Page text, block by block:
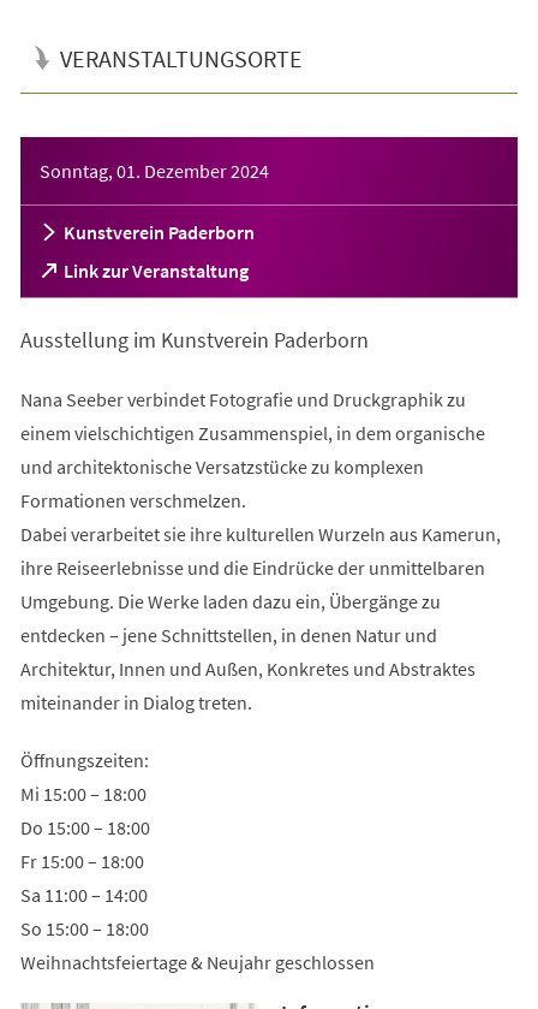
VERANSTALTUNGSORTE
Sonntag, 01. Dezember 2024
Kunstverein Paderborn
Link zur Veranstaltung
(Öffnet
in
neuen
Ausstellung im Kunstverein Paderborn
Nana Seeber verbindet Fotografie und Druckgraphik zu
einem vielschichtigen Zusammenspiel, in dem organische
und architektonische Versatzstücke zu komplexen
Formationen verschmelzen.
Dabei verarbeitet sie ihre kulturellen Wurzeln aus Kamerun,
ihre Reiseerlebnisse und die Eindrücke der unmittelbaren
Umgebung. Die Werke laden dazu ein, Übergänge zu
entdecken – jene Schnittstellen, in denen Natur und
Architektur, Innen und Außen, Konkretes und Abstraktes
miteinander in Dialog treten.
Öffnungszeiten:
Mi 15:00 – 18:00
Do 15:00 – 18:00
Fr 15:00 – 18:00
Sa 11:00 – 14:00
So 15:00 – 18:00
Weihnachtsfeiertage & Neujahr geschlossen